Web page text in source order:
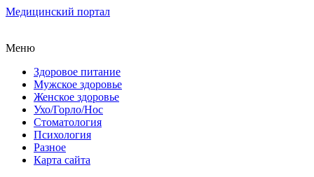
Медицинский портал
Меню
Здоровое питание
Мужское здоровье
Женское здоровье
Ухо/Горло/Нос
Стоматология
Психология
Разное
Карта сайта